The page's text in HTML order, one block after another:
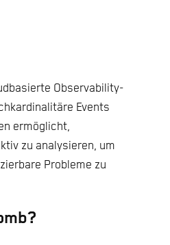
Observability-
Events
ermöglicht,
zu analysieren, um
Probleme zu